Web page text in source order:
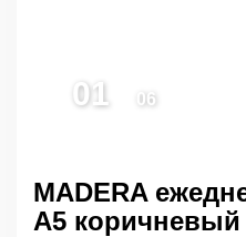
MADERA
А5 коричневый